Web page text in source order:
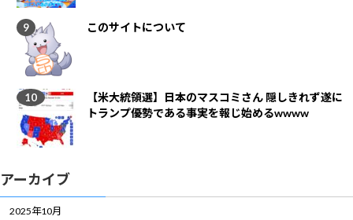
このサイトについて
【米大統領選】日本のマスコミさん 隠しきれず遂に
トランプ優勢である事実を報じ始めるwwww
アーカイブ
2025年10月